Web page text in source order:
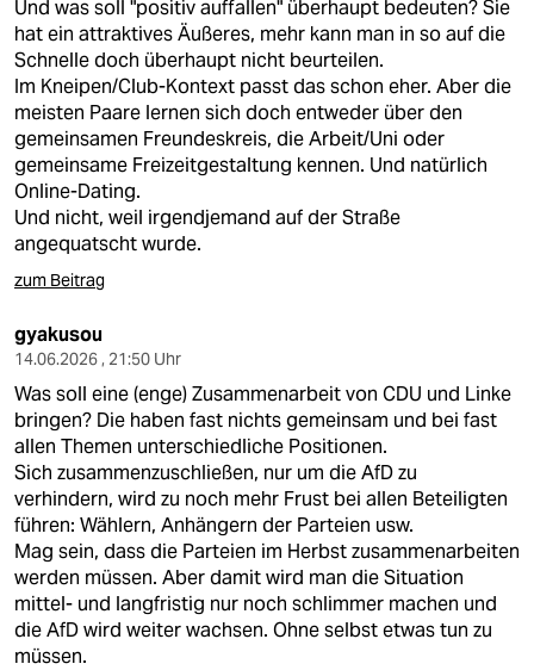
Und was soll "positiv auffallen" überhaupt bedeuten? Sie
hat ein attraktives Äußeres, mehr kann man in so auf die
Schnelle doch überhaupt nicht beurteilen.
Im Kneipen/Club-Kontext passt das schon eher. Aber die
meisten Paare lernen sich doch entweder über den
gemeinsamen Freundeskreis, die Arbeit/Uni oder
gemeinsame Freizeitgestaltung kennen. Und natürlich
Online-Dating.
Und nicht, weil irgendjemand auf der Straße
angequatscht wurde.
zum Beitrag
gyakusou
14.06.2026 , 21:50 Uhr
Was soll eine (enge) Zusammenarbeit von CDU und Linke
bringen? Die haben fast nichts gemeinsam und bei fast
allen Themen unterschiedliche Positionen.
Sich zusammenzuschließen, nur um die AfD zu
verhindern, wird zu noch mehr Frust bei allen Beteiligten
führen: Wählern, Anhängern der Parteien usw.
Mag sein, dass die Parteien im Herbst zusammenarbeiten
werden müssen. Aber damit wird man die Situation
mittel- und langfristig nur noch schlimmer machen und
die AfD wird weiter wachsen. Ohne selbst etwas tun zu
müssen.